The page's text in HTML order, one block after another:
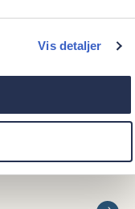
Vis detaljer